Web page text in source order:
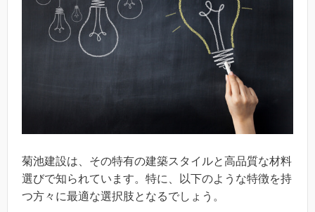
菊池建設は、その特有の建築スタイルと高品質な材料
選びで知られています。特に、以下のような特徴を持
つ方々に最適な選択肢となるでしょう。